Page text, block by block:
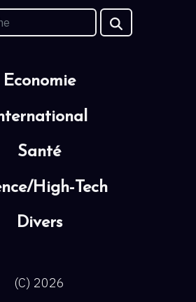
Economie
Santé
High-Tech
Divers
(C) 2026